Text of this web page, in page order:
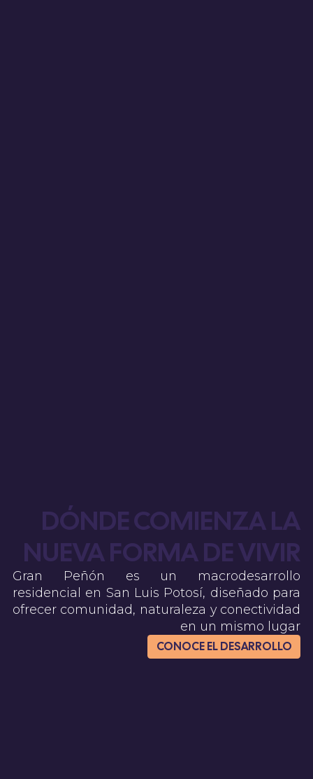
DÓNDE COMIENZA LA
NUEVA FORMA DE VIVIR
Gran Peñón es un macrodesarrollo
residencial en San Luis Potosí, diseñado para
ofrecer comunidad, naturaleza y conectividad
en un mismo lugar
CONOCE EL DESARROLLO